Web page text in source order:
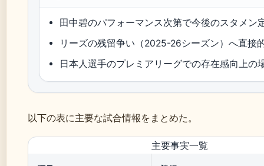
田中碧のパフォーマンス次第で今後のスタメン
リーズの残留争い（2025-26シーズン）へ直接
日本人選手のプレミアリーグでの存在感向上の
以下の表に主要な試合情報をまとめた。
主要事実一覧